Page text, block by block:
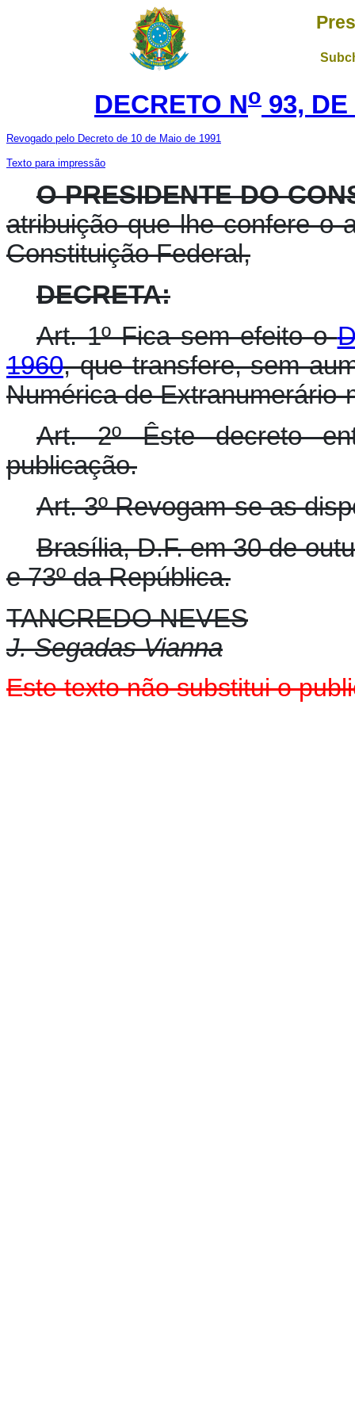
DECRETO No 93,
Revogado pelo Decreto de 10 de Maio de 1991
Texto para impressão
O PRESIDENTE DO
atribuição que lhe confere o
Constituição Federal,
DECRETA:
Art. 1º Fica sem efeito o
1960, que transfere, sem
Numérica de
Art. 2º Êste decreto
publicação.
Art. 3º Revogam-se as
Brasília, D.F. em 30 de
e 73º da República.
TANCREDO NEVES
J. Segadas Vianna
Este texto não substitui o